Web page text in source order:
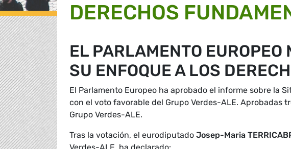
DERECHOS
EL PARLAMENTO
SU ENFOQUE A LOS
El Parlamento Europeo ha aprobado el informe sobre la
con el voto favorable del Grupo Verdes-ALE. Aprobadas
Grupo Verdes-ALE.
Tras la votación, el eurodiputado Josep-Maria